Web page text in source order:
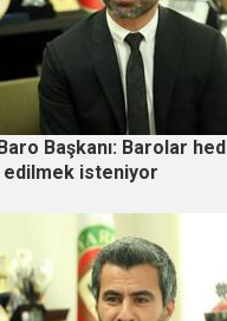
Başkanı: Barolar
edilmek isteniyor